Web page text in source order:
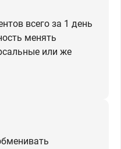
всего за 1 день
менять
или же